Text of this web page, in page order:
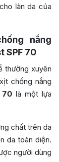
làn da của
nắng
SPF 70
thường xuyên
chống nắng
70 là một lựa
chất trên da
da toàn diện.
người dùng